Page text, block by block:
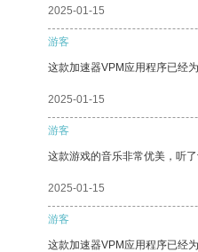
2025-01-15
游客
这款加速器VPM应用程序已经
2025-01-15
游客
这款游戏的音乐非常优美，听了
2025-01-15
游客
这款加速器VPM应用程序已经